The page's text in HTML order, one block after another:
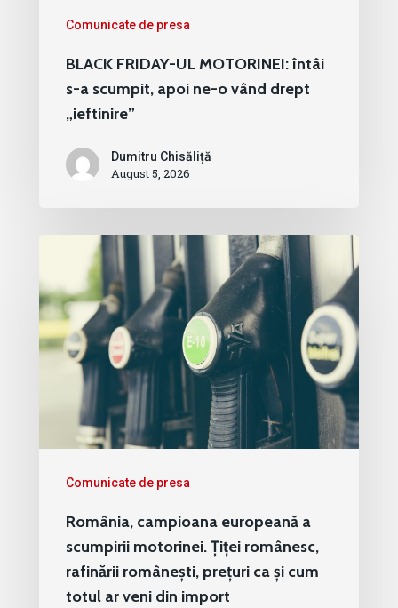
Comunicate de presa
BLACK FRIDAY-UL MOTORINEI: întâi
s-a scumpit, apoi ne-o vând drept
„ieftinire”
Dumitru Chisăliță
August 5, 2026
Comunicate de presa
România, campioana europeană a
scumpirii motorinei. Țiței românesc,
rafinării românești, prețuri ca și cum
totul ar veni din import